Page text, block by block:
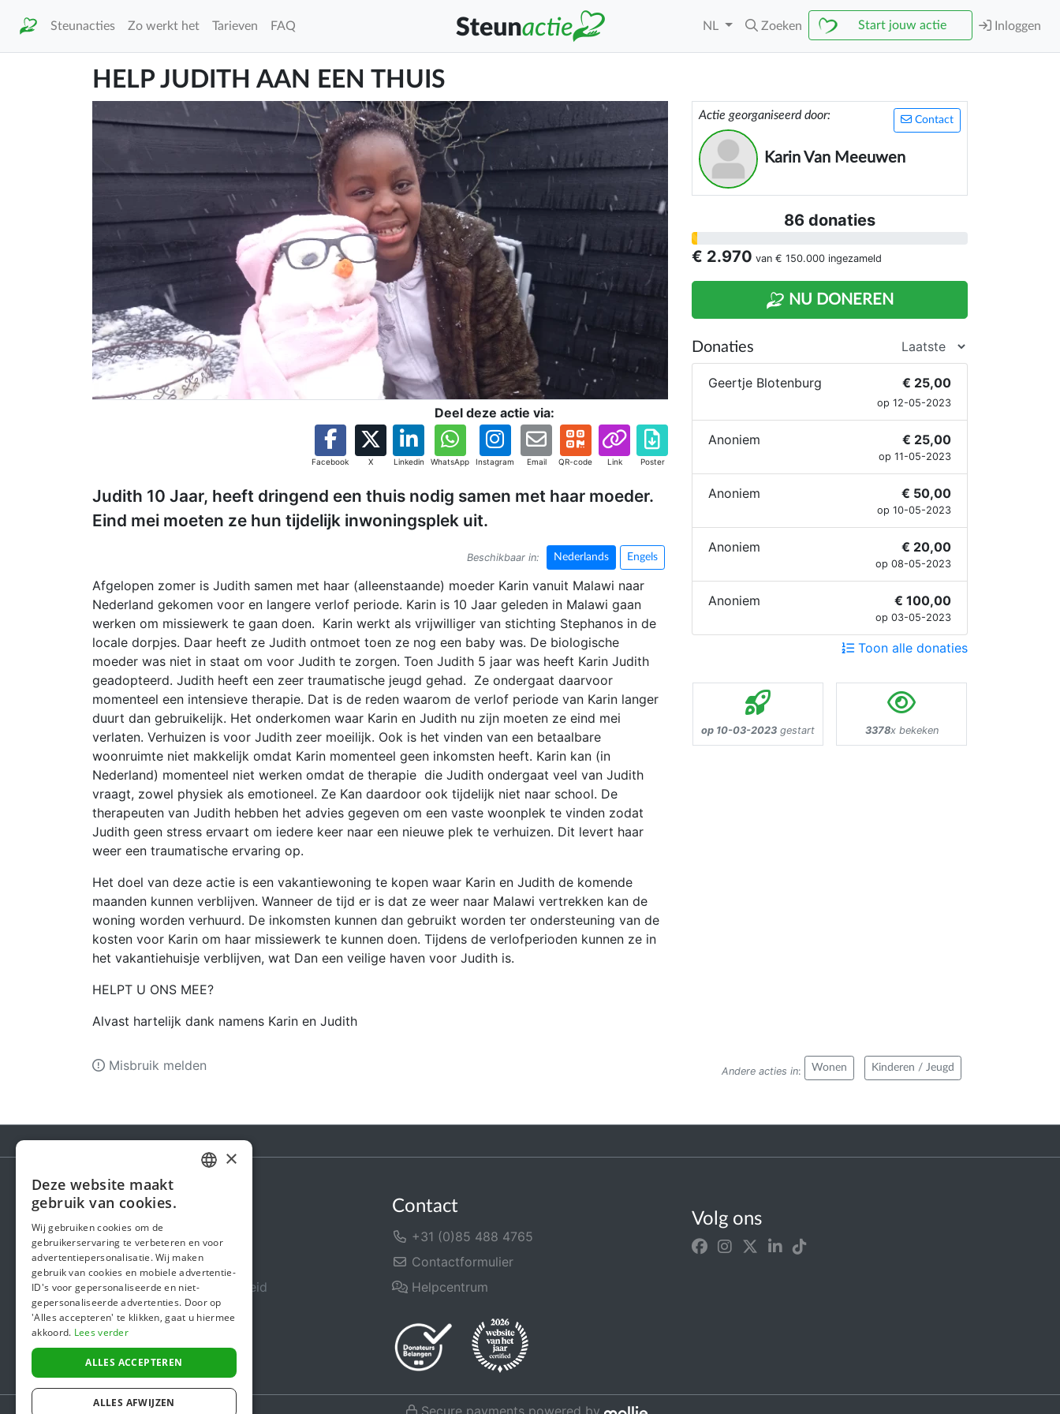
Steunacties Zo werkt het Tarieven FAQ NL Zoeken Start jouw actie Inloggen
HELP JUDITH AAN EEN THUIS
Deel deze actie via:
Facebook X Linkedin WhatsApp Instagram Email QR-code Link Poster
Judith 10 Jaar, heeft dringend een thuis nodig samen met haar moeder.
Eind mei moeten ze hun tijdelijk inwoningsplek uit.
Beschikbaar in: Nederlands Engels
Afgelopen zomer is Judith samen met haar (alleenstaande) moeder Karin vanuit Malawi naar
Nederland gekomen voor en langere verlof periode. Karin is 10 Jaar geleden in Malawi gaan
werken om missiewerk te gaan doen. Karin werkt als vrijwilliger van stichting Stephanos in de
locale dorpjes. Daar heeft ze Judith ontmoet toen ze nog een baby was. De biologische
moeder was niet in staat om voor Judith te zorgen. Toen Judith 5 jaar was heeft Karin Judith
geadopteerd. Judith heeft een zeer traumatische jeugd gehad. Ze ondergaat daarvoor
momenteel een intensieve therapie. Dat is de reden waarom de verlof periode van Karin langer
duurt dan gebruikelijk. Het onderkomen waar Karin en Judith nu zijn moeten ze eind mei
verlaten. Verhuizen is voor Judith zeer moeilijk. Ook is het vinden van een betaalbare
woonruimte niet makkelijk omdat Karin momenteel geen inkomsten heeft. Karin kan (in
Nederland) momenteel niet werken omdat de therapie die Judith ondergaat veel van Judith
vraagt, zowel physiek als emotioneel. Ze Kan daardoor ook tijdelijk niet naar school. De
therapeuten van Judith hebben het advies gegeven om een vaste woonplek te vinden zodat
Judith geen stress ervaart om iedere keer naar een nieuwe plek te verhuizen. Dit levert haar
weer een traumatische ervaring op.
Het doel van deze actie is een vakantiewoning te kopen waar Karin en Judith de komende
maanden kunnen verblijven. Wanneer de tijd er is dat ze weer naar Malawi vertrekken kan de
woning worden verhuurd. De inkomsten kunnen dan gebruikt worden ter ondersteuning van de
kosten voor Karin om haar missiewerk te kunnen doen. Tijdens de verlofperioden kunnen ze in
het vakantiehuisje verblijven, wat Dan een veilige haven voor Judith is.
HELPT U ONS MEE?
Alvast hartelijk dank namens Karin en Judith
Contact
Actie georganiseerd door:
Karin Van Meeuwen
86 donaties
€ 2.970 van € 150.000 ingezameld
NU DONEREN
Donaties
Geertje Blotenburg € 25,00
op 12-05-2023
Anoniem € 25,00
op 11-05-2023
Anoniem € 50,00
op 10-05-2023
Anoniem € 20,00
op 08-05-2023
Anoniem € 100,00
op 03-05-2023
Toon alle donaties
op 10-03-2023 gestart 3378x bekeken
Andere acties in: Wonen Kinderen / Jeugd
Misbruik melden
Steunactie
Over ons
In de media
Veiligheid & Betrouwbaarheid
Algemene voorwaarden
Privacybeleid
Cookiebeleid
Contact
+31 (0)85 488 4765
Contactformulier
Helpcentrum
Volg ons
ENGLISH
×
Deze website maakt
gebruik van cookies.
Wij gebruiken cookies om de
gebruikerservaring te verbeteren en voor
advertentiepersonalisatie. Wij maken
gebruik van cookies en mobiele advertentie-
ID's voor gepersonaliseerde en niet-
gepersonaliseerde advertenties. Door op
'Alles accepteren' te klikken, gaat u hiermee
akkoord. Lees verder
ALLES ACCEPTEREN
ALLES AFWIJZEN